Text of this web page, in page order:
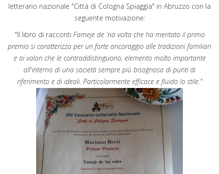
letterario nazionale "Città di Cologna Spiaggia" in Abruzzo con la
seguente motivazione:
"Il libro di racconti Fameje de 'na volta che ha meritato il primo
premio si caratterizza per un forte ancoraggio alle tradizioni familiari
e ai valori che le contraddistinguono, elemento molto importante
all'interno di una società sempre più bisognosa di punti di
riferimento e di ideali. Particolarmente efficace e fluido lo stile."